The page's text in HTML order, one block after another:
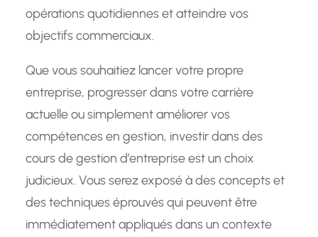
opérations quotidiennes et atteindre vos
objectifs commerciaux.
Que vous souhaitiez lancer votre propre
entreprise, progresser dans votre carrière
actuelle ou simplement améliorer vos
compétences en gestion, investir dans des
cours de gestion d’entreprise est un choix
judicieux. Vous serez exposé à des concepts et
des techniques éprouvés qui peuvent être
immédiatement appliqués dans un contexte